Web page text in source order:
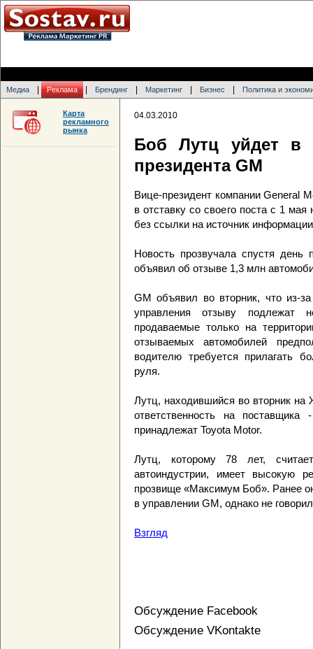
Медиа Реклама Брендинг Маркетинг Бизнес Политика и
04.03.2010
Боб Лутц уйдет в
президента GM
Вице-президент компании General
в отставку со своего поста с 1
без ссылки на источник
Новость прозвучала спустя день
объявил об отзыве 1,3 млн
GM объявил во вторник, что из-
управления отзыву подлежат
продаваемые только на
отзываемых автомобилей
водителю требуется прилагать
руля.
Лутц, находившийся во вторник на
ответственность на
принадлежат Toyota Motor.
Лутц, которому 78 лет,
автоиндустрии, имеет высокую
прозвище «Максимум Боб». Ранее
в управлении GM, однако не
Взгляд
Обсуждение Facebook
Обсуждение VKontakte
Карта
рекламного
рынка